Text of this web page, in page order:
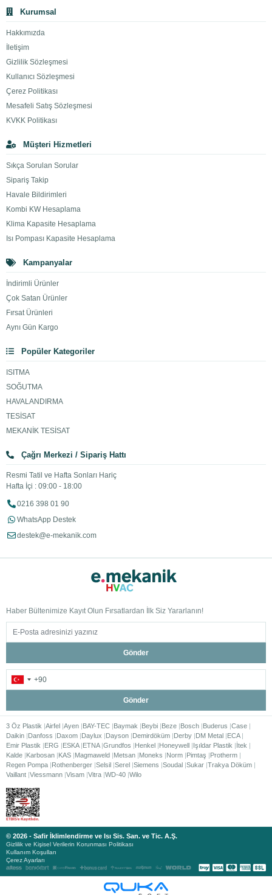
Kurumsal
Hakkımızda
İletişim
Gizlilik Sözleşmesi
Kullanıcı Sözleşmesi
Çerez Politikası
Mesafeli Satış Sözleşmesi
KVKK Politikası
Müşteri Hizmetleri
Sıkça Sorulan Sorular
Sipariş Takip
Havale Bildirimleri
Kombi KW Hesaplama
Klima Kapasite Hesaplama
Isı Pompası Kapasite Hesaplama
Kampanyalar
İndirimli Ürünler
Çok Satan Ürünler
Fırsat Ürünleri
Aynı Gün Kargo
Popüler Kategoriler
ISITMA
SOĞUTMA
HAVALANDIRMA
TESİSAT
MEKANİK TESİSAT
Çağrı Merkezi / Sipariş Hattı
Resmi Tatil ve Hafta Sonları Hariç
Hafta İçi : 09:00 - 18:00
0216 398 01 90
WhatsApp Destek
destek@e-mekanik.com
Haber Bültenimize Kayıt Olun Fırsatlardan İlk Siz Yararlanın!
Gönder
Gönder
3 Öz Plastik Airfel Ayen BAY-TEC Baymak Beybi Beze Bosch Buderus Case
Daikin Danfoss Daxom Daylux Dayson Demirdöküm Derby DM Metal ECA
Emir Plastik
ERG ESKA ETNA Grundfos Henkel Honeywell Işıldar Plastik
İtek
Kalde Karbosan KAS Magmaweld Metsan Moneks Norm Pimtaş
Protherm
Regen Pompa Rothenberger Selsil Serel Siemens Soudal Sukar Trakya Döküm
Vaillant Viessmann Visam Vitra WD-40 Wilo
© 2026 - Safir İklimlendirme ve Isı Sis. San. ve Tic. A.Ş.
Gizlilik ve Kişisel Verilerin Korunması Politikası
Kullanım Koşulları
Çerez Ayarları